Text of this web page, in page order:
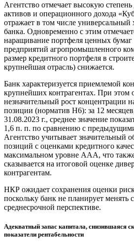
Агентство отмечает высокую
активов и операционного дохода
отражает в том числе универсальный
банка. Одновременно с этим
наращивание портфеля ценных бумаг
предприятий агропромышленного
размер кредитного портфеля в
крупнейшая отрасль) снижается.
Банк характеризуется приемлемой
крупнейших контрагентах. При этом
незначительный рост концентрации
позиции (норматив Н6): за 12
31.08.2023 г., среднее значение
1,6 п. п. по сравнению с
Агентство учитывает значительный
позиций с оценками кредитного
максимальном уровне ААА, что
сказывается на итоговой оценке
контрагентам.
НКР ожидает сохранения оценки
поскольку банк не планирует менять
среднесрочной перспективе.
Адекватный запас капитала, снизившаяся
показатели рентабельности